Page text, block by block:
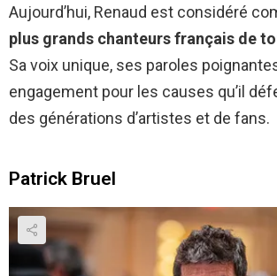
Aujourd’hui, Renaud est considéré
plus grands chanteurs français de
Sa voix unique, ses paroles
engagement pour les causes qu’il
des générations d’artistes et de fans.
Patrick Bruel